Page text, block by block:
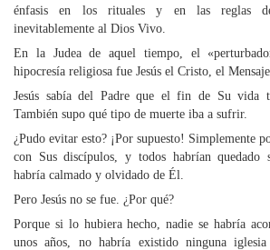
énfasis en los rituales y en las reglas
inevitablemente al Dios Vivo.
En la Judea de aquel tiempo, el
hipocresía religiosa fue Jesús el Cristo, el
Jesús sabía del Padre que el fin de Su vida
También supo qué tipo de muerte iba a sufrir.
¿Pudo evitar esto? ¡Por supuesto! Simplemente
con Sus discípulos, y todos habrían quedado
habría calmado y olvidado de Él.
Pero Jesús no se fue. ¿Por qué?
Porque si lo hubiera hecho, nadie se habría
unos años, no habría existido ninguna